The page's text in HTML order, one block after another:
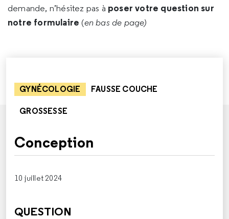
demande, n’hésitez pas à poser votre question sur
notre formulaire (en bas de page)
GYNÉCOLOGIE FAUSSE COUCHE
GROSSESSE
Conception
10 juillet 2024
QUESTION